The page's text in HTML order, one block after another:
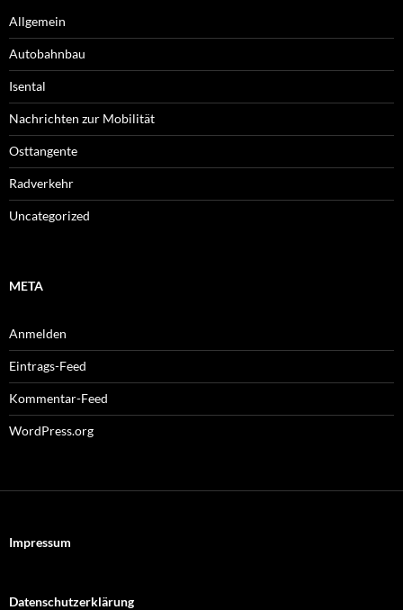
Allgemein
Autobahnbau
Isental
Nachrichten zur Mobilität
Osttangente
Radverkehr
Uncategorized
META
Anmelden
Eintrags-Feed
Kommentar-Feed
WordPress.org
Impressum
Datenschutzerklärung